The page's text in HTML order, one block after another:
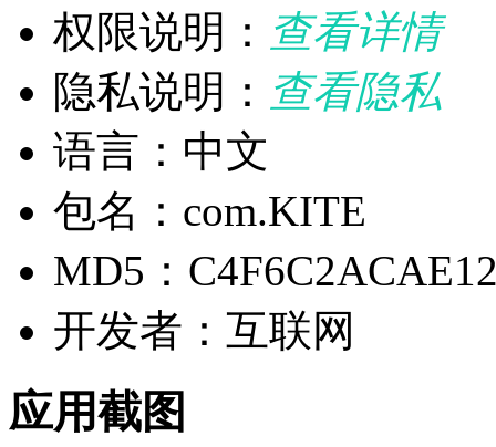
权限说明： 查看详情
隐私说明： 查看隐私
语言：中文
包名：com.KITE
MD5：
开发者：互联网
应用截图